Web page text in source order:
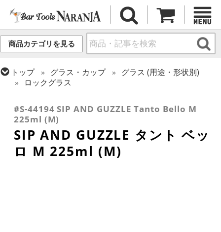
商品カテゴリを見る
トップ グラス・カップ
グラス (用途・形状別)
ロックグラス
SIP AND GUZZLE
#S-44194 SIP AND GUZZLE Tanto Bello M
225ml (M)
SIP AND GUZZLE タント ベッ
ロ M 225ml (M)